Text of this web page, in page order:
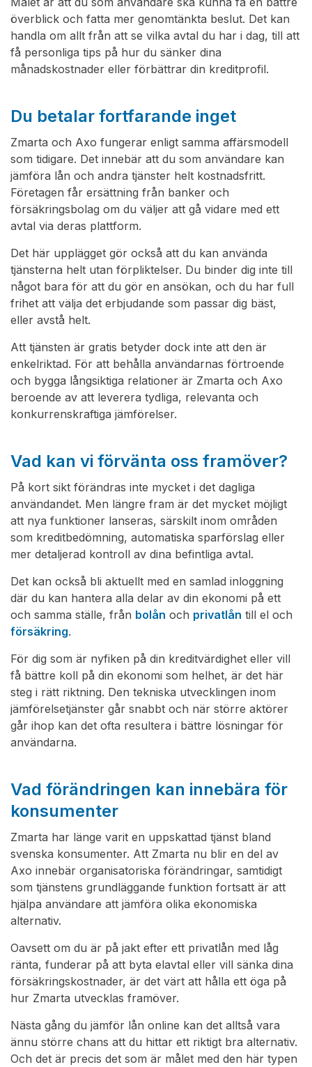
överblick och fatta mer genomtänkta beslut. Det kan
handla om allt från att se vilka avtal du har i dag, till att
få personliga tips på hur du sänker dina
månadskostnader eller förbättrar din kreditprofil.
Du betalar fortfarande inget
Zmarta och Axo fungerar enligt samma affärsmodell
som tidigare. Det innebär att du som användare kan
jämföra lån och andra tjänster helt kostnadsfritt.
Företagen får ersättning från banker och
försäkringsbolag om du väljer att gå vidare med ett
avtal via deras plattform.
Det här upplägget gör också att du kan använda
tjänsterna helt utan förpliktelser. Du binder dig inte till
något bara för att du gör en ansökan, och du har full
frihet att välja det erbjudande som passar dig bäst,
eller avstå helt.
Att tjänsten är gratis betyder dock inte att den är
enkelriktad. För att behålla användarnas förtroende
och bygga långsiktiga relationer är Zmarta och Axo
beroende av att leverera tydliga, relevanta och
konkurrenskraftiga jämförelser.
Vad kan vi förvänta oss framöver?
På kort sikt förändras inte mycket i det dagliga
användandet. Men längre fram är det mycket möjligt
att nya funktioner lanseras, särskilt inom områden
som kreditbedömning, automatiska sparförslag eller
mer detaljerad kontroll av dina befintliga avtal.
Det kan också bli aktuellt med en samlad inloggning
där du kan hantera alla delar av din ekonomi på ett
och samma ställe, från bolån och privatlån till el och
försäkring.
För dig som är nyfiken på din kreditvärdighet eller vill
få bättre koll på din ekonomi som helhet, är det här
steg i rätt riktning. Den tekniska utvecklingen inom
jämförelsetjänster går snabbt och när större aktörer
går ihop kan det ofta resultera i bättre lösningar för
användarna.
Vad förändringen kan innebära för
konsumenter
Zmarta har länge varit en uppskattad tjänst bland
svenska konsumenter. Att Zmarta nu blir en del av
Axo innebär organisatoriska förändringar, samtidigt
som tjänstens grundläggande funktion fortsatt är att
hjälpa användare att jämföra olika ekonomiska
alternativ.
Oavsett om du är på jakt efter ett privatlån med låg
ränta, funderar på att byta elavtal eller vill sänka dina
försäkringskostnader, är det värt att hålla ett öga på
hur Zmarta utvecklas framöver.
Nästa gång du jämför lån online kan det alltså vara
ännu större chans att du hittar ett riktigt bra alternativ.
Och det är precis det som är målet med den här typen